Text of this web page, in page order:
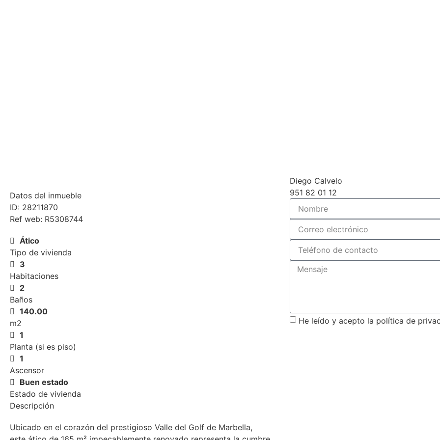
Datos del inmueble
ID: 28211870
Ref web: R5308744
Ático
Tipo de vivienda
3
Habitaciones
2
Baños
140.00
m2
1
Planta (si es piso)
1
Ascensor
Buen estado
Estado de vivienda
Descripción
Ubicado en el corazón del prestigioso Valle del Golf de Marbella,
Diego Calvelo
951 82 01 12
He leído y acepto la política de